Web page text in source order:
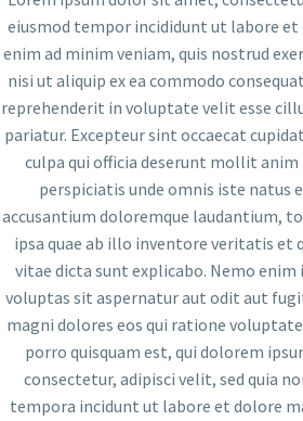
eiusmod tempor incididunt ut labore et
enim ad minim veniam, quis nostrud
nisi ut aliquip ex ea commodo
reprehenderit in voluptate velit esse
pariatur. Excepteur sint occaecat
culpa qui officia deserunt mollit anim
perspiciatis unde omnis iste natus
accusantium doloremque laudantium,
ipsa quae ab illo inventore veritatis et
vitae dicta sunt explicabo. Nemo
voluptas sit aspernatur aut odit aut
magni dolores eos qui ratione
porro quisquam est, qui dolorem
consectetur, adipisci velit, sed quia
tempora incidunt ut labore et dolore